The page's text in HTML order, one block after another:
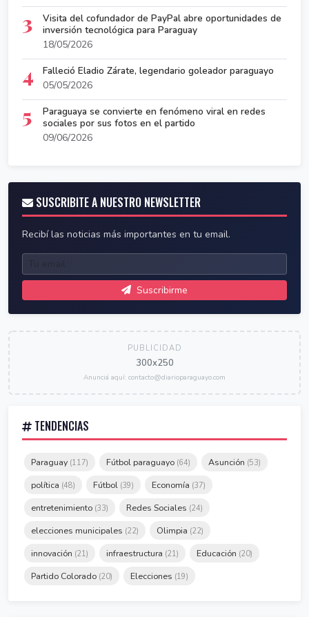
3
Visita del cofundador de PayPal abre oportunidades de
inversión tecnológica para Paraguay
18/05/2026
4
Falleció Eladio Zárate, legendario goleador paraguayo
05/05/2026
5
Paraguaya se convierte en fenómeno viral en redes
sociales por sus fotos en el partido
09/06/2026
SUSCRIBITE A NUESTRO NEWSLETTER
Recibí las noticias más importantes en tu email.
Suscribirme
PUBLICIDAD
300x250
Anunciá aquí: contacto@diarioparaguayo.com
TENDENCIAS
Paraguay (117) Fútbol paraguayo (64) Asunción (53)
política (48) Fútbol (39) Economía (37)
entretenimiento (33) Redes Sociales (24)
elecciones municipales (22) Olimpia (22)
innovación (21) infraestructura (21) Educación (20)
Partido Colorado (20) Elecciones (19)